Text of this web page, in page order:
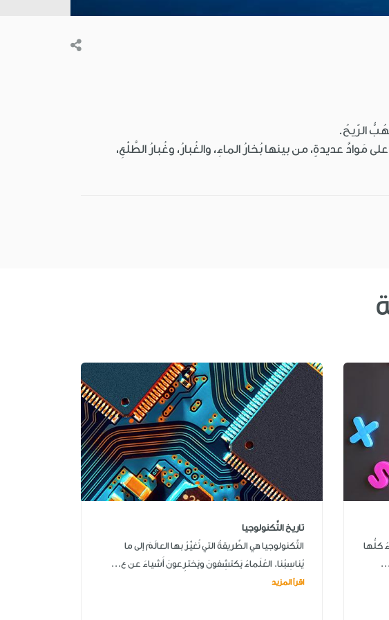
الرّيحُ.
عديدةٍ، من بينها بُخارُ الماءِ، والغُبارُ، وغُبارُ الطَّلْعِ،
كلُّها
تاريخ التِّكنولوجيا
التِّكنولوجيا هي الطَّريقةُ التي نُغيِّرُ بها العالَمَ إلى ما
يُناسِبُنا. العُلَماءُ يَكتشِفونَ ويَخترِعونَ أَشياءَ عن ع...
اقرأ المزيد